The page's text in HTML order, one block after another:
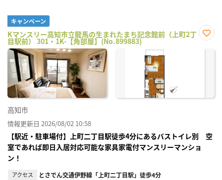
キャンペーン
Kマンスリー高知市立龍馬の生まれたまち記念館前（上町2丁
目駅前） 301・1K-【角部屋】(No.899883)
に入
高知市
情報更新日 2026/08/02 10:58
【駅近・駐車場付】上町二丁目駅徒歩4分にあるバストイレ別 空
室であれば即日入居対応可能な家具家電付マンスリーマンショ
ン！
アクセス とさでん交通伊野線「上町二丁目駅」徒歩4分